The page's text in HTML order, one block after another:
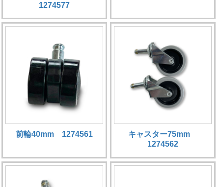
1274577
前輪40mm 1274561
キャスター75mm
1274562